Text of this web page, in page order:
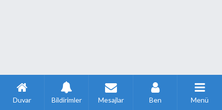
Duvar Bildirimler Mesajlar Ben Menü